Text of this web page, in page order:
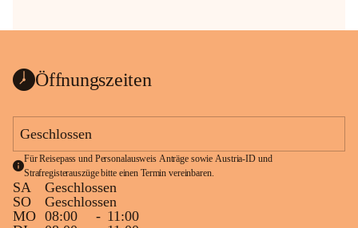
Öffnungszeiten
Geschlossen
Für Reisepass und Personalausweis Anträge sowie Austria-ID und
Strafregisterauszüge bitte einen Termin vereinbaren.
SA
Geschlossen
SO
Geschlossen
MO 08:00 - 11:00